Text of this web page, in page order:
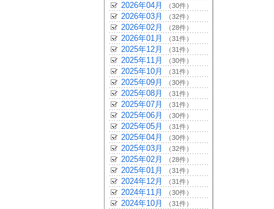
2026年04月 （30件）
2026年03月 （32件）
2026年02月 （28件）
2026年01月 （31件）
2025年12月 （31件）
2025年11月 （30件）
2025年10月 （31件）
2025年09月 （30件）
2025年08月 （31件）
2025年07月 （31件）
2025年06月 （30件）
2025年05月 （31件）
2025年04月 （30件）
2025年03月 （32件）
2025年02月 （28件）
2025年01月 （31件）
2024年12月 （31件）
2024年11月 （30件）
2024年10月 （31件）